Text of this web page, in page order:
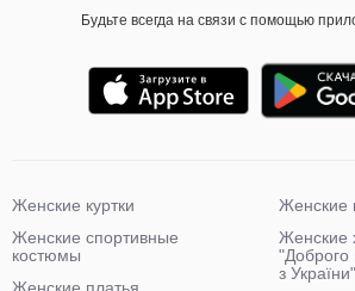
Будьте всегда на связи с помощью
Женские куртки
Женские спортивные
костюмы
Женские платья
Женские
Женские
"Доброго
з України"